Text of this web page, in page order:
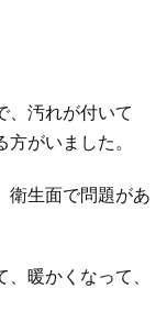
、汚れが付いて
がいました。
衛生面で問題があ
暖かくなって、